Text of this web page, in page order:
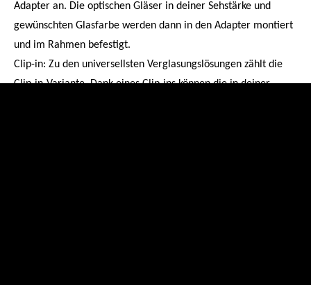
Adapter an. Die optischen Gläser in deiner Sehstärke und
gewünschten Glasfarbe werden dann in den Adapter montiert
und im Rahmen befestigt.
Clip-in: Zu den universellsten Verglasungslösungen zählt die
Clip-in-Variante. Dank eines Clip-ins können die in deiner